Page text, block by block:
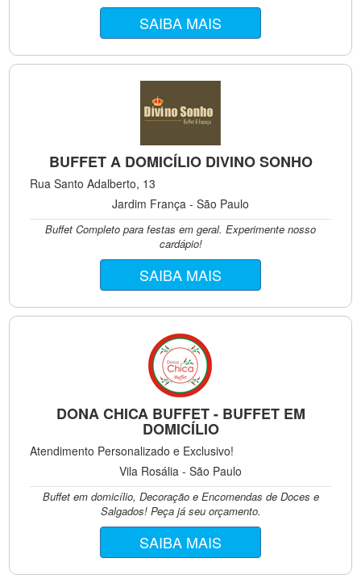
SAIBA MAIS
BUFFET A DOMICÍLIO DIVINO SONHO
Rua Santo Adalberto, 13
Jardim França - São Paulo
Buffet Completo para festas em geral. Experimente nosso
cardápio!
SAIBA MAIS
DONA CHICA BUFFET - BUFFET EM
DOMICÍLIO
Atendimento Personalizado e Exclusivo!
Vila Rosália - São Paulo
Buffet em domicílio, Decoração e Encomendas de Doces e
Salgados! Peça já seu orçamento.
SAIBA MAIS